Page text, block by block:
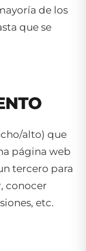
de los
que se
alto) que
página web
tercero para
conocer
etc.